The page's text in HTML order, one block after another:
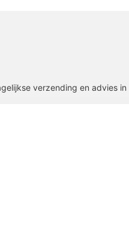
verzending en advies